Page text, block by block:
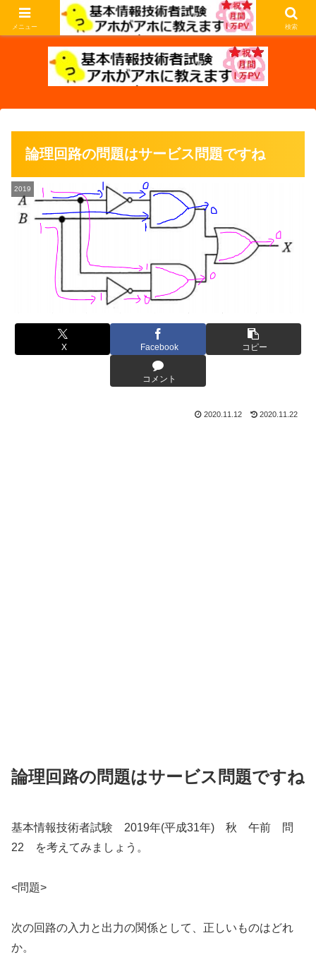
基本情報技術者試験の過去問を解説します。アホな私がアホなあなたに教えま
す。
論理回路の問題はサービス問題ですね
2019
X Facebook コピー
コメント
2020.11.12 2020.11.22
論理回路の問題はサービス問題ですね
基本情報技術者試験 2019年(平成31年) 秋 午前 問
22 を考えてみましょう。
<問題>
次の回路の入力と出力の関係として、正しいものはどれ
か。
メニュー 検索